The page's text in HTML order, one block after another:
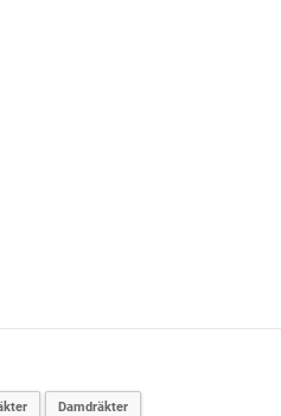
Damdräkter